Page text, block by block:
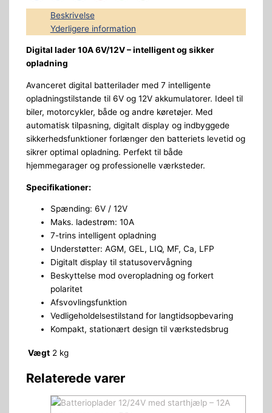
Beskrivelse
Yderligere information
Digital lader 10A 6V/12V – intelligent og sikker
opladning
Avanceret digital batterilader med 7 intelligente
opladningstilstande til 6V og 12V akkumulatorer. Ideel til
biler, motorcykler, både og andre køretøjer. Med
automatisk tilpasning, digitalt display og indbyggede
sikkerhedsfunktioner forlænger den batteriets levetid og
sikrer optimal opladning. Perfekt til både
hjemmegarager og professionelle værksteder.
Specifikationer:
Spænding: 6V / 12V
Maks. ladestrøm: 10A
7-trins intelligent opladning
Understøtter: AGM, GEL, LIQ, MF, Ca, LFP
Digitalt display til statusovervågning
Beskyttelse mod overopladning og forkert
polaritet
Afsvovlingsfunktion
Vedligeholdelsestilstand for langtidsopbevaring
Kompakt, stationært design til værkstedsbrug
Vægt 2 kg
Relaterede varer